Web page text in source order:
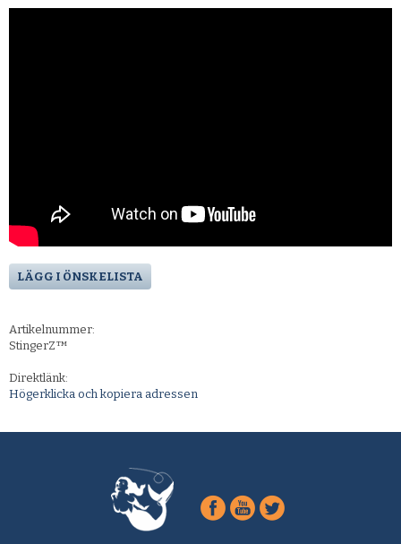
LÄGG I ÖNSKELISTA
Artikelnummer:
StingerZ™
Direktlänk:
Högerklicka och kopiera adressen